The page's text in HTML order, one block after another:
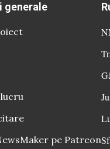
generale
pe Patreon